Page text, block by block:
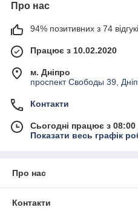
Про нас
94% позитивних з 74
Працює з 10.02.2020
м. Дніпро
проспект Свободы 39,
Контакти
Сьогодні працює з
Показати весь графік
Про нас
Контакти